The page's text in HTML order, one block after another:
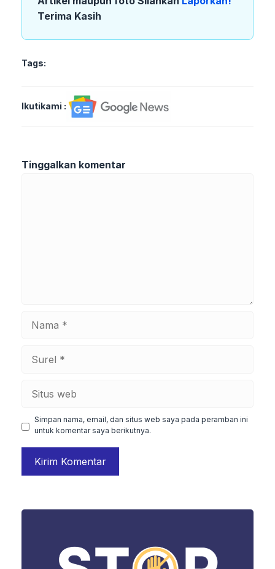
Terima Kasih
Tags:
Ikutikami :
Tinggalkan komentar
Simpan nama, email, dan situs web saya pada peramban ini
untuk komentar saya berikutnya.